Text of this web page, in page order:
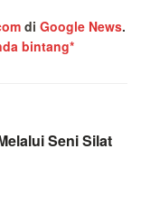
di Google News.
bintang*
Seni Silat